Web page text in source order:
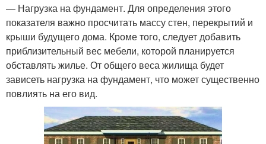
— Нагрузка на фундамент. Для определения этого
показателя важно просчитать массу стен, перекрытий и
крыши будущего дома. Кроме того, следует добавить
приблизительный вес мебели, которой планируется
обставлять жилье. От общего веса жилища будет
зависеть нагрузка на фундамент, что может существенно
повлиять на его вид.